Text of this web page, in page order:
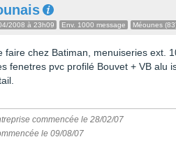
2008 à 23h09 Env. 1000 message Méounes
faire chez Batiman, menuiseries ext.
fenetres pvc profilé Bouvet + VB alu
commencée le 28/02/07
le 09/08/07